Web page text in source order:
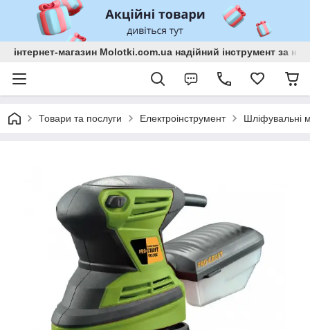
інтернет-магазин Molotki.com.ua надійний інструмент за
Товари та послуги Електроінструмент Шліфувальні